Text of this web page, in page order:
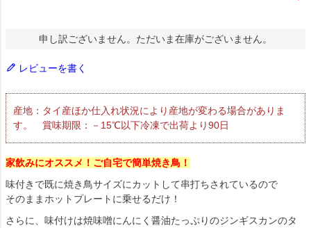
申し訳ございません。ただいま在庫がございません。
レビューを書く
産地：タイ産ほか仕入れ状況により産地が変わる場合がありま
す。 賞味期限：－15℃以下冷凍で出荷より90日
家飲みにオススメ！ご自宅で簡単焼き鳥！
味付きで既に焼き鳥サイズにカットして串打ちされているので
そのままホットプレートに乗せるだけ！
さらに、味付けは焼味噌にんにく醤油たっぷりのジンギスカンのタ